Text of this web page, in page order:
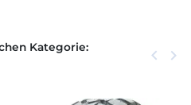
Kategorie: Zurück
keyboard_arrow_left keyboard_arrow_right